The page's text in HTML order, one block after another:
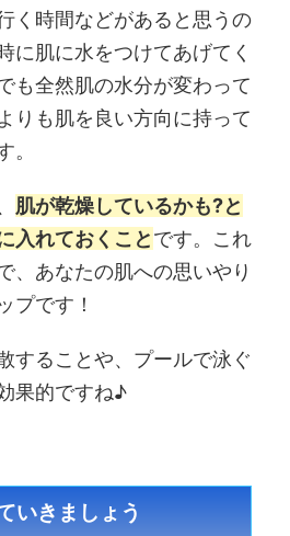
く時間などがあると思うの
に肌に水をつけてあげてく
も全然肌の水分が変わって
りも肌を良い方向に持って
。
肌が乾燥しているかも?と
入れておくことです。これ
、あなたの肌への思いやり
プです！
することや、プールで泳ぐ
果的ですね♪
いきましょう